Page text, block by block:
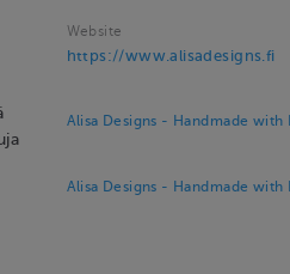
Website
https://www.alisadesigns.fi
Alisa Designs - Handmade
Alisa Designs - Handmade